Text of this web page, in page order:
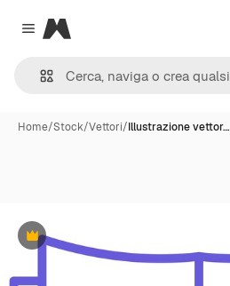
Close menu
Magnific
Home/Stock/Vettori/Illustrazione vettor…
Premium